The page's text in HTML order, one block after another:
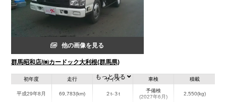
他の画像を見る
群馬昭和店/㈱カードック大利根(群馬県)
初年度
平成29年8月
走行
69,783(km)
サイズ
２t-３t
車検
予備検
(2027年6月)
積載
2,550(kg)
もっと見る